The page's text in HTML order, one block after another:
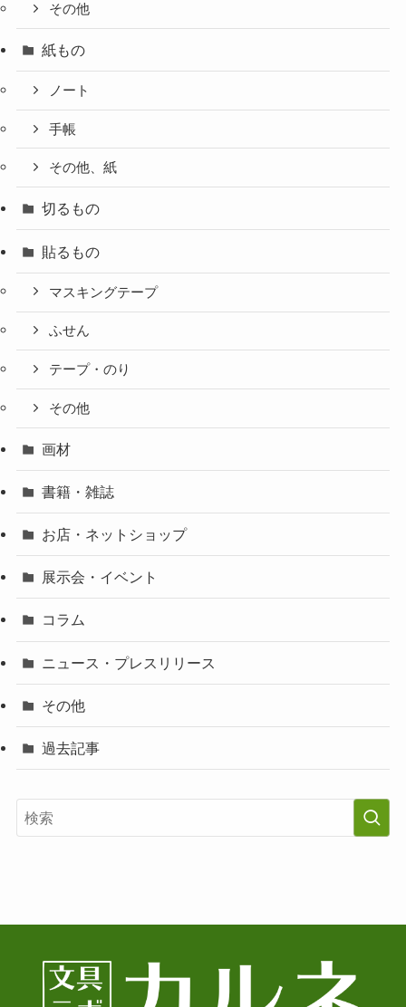
その他
紙もの
ノート
手帳
その他、紙
切るもの
貼るもの
マスキングテープ
ふせん
テープ・のり
その他
画材
書籍・雑誌
お店・ネットショップ
展示会・イベント
コラム
ニュース・プレスリリース
その他
過去記事